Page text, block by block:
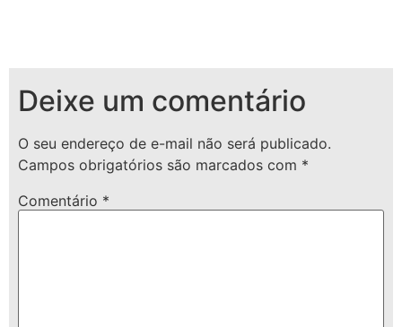
Deixe um comentário
O seu endereço de e-mail não será publicado.
Campos obrigatórios são marcados com *
Comentário *